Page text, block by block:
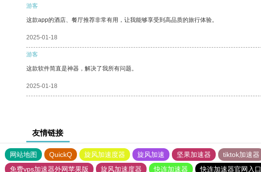
游客
这款app的酒店、餐厅推荐非常有用，让我能够享受到高品质的旅行体验。
2025-01-18
游客
这款软件简直是神器，解决了我所有问题。
2025-01-18
友情链接
网站地图 QuickQ 旋风加速度器 旋风加速 坚果加速器 tiktok加速器
免费vps加速器外网苹果版
旋风加速度器 快连加速器 快连加速器官网入口